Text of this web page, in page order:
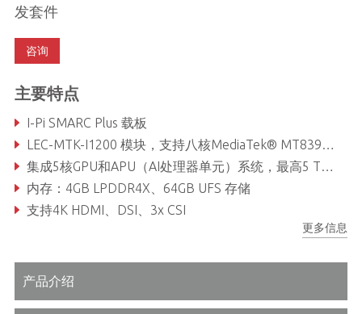
发套件
咨询
主要特点
I-Pi SMARC Plus 载板
LEC-MTK-I1200 模块，支持八核MediaTek® MT8395 (Arm® Cortex-A78 x4 + A55 x4)处理器
集成5核GPU和APU（AI处理器单元）系统，最高5 TOPS
内存：4GB LPDDR4X、64GB UFS 存储
支持4K HDMI、DSI、3x CSI
双 GbE、CAN 总线、PCIe Gen3、USB 2.0、USB 3.0更多信息
产品介绍